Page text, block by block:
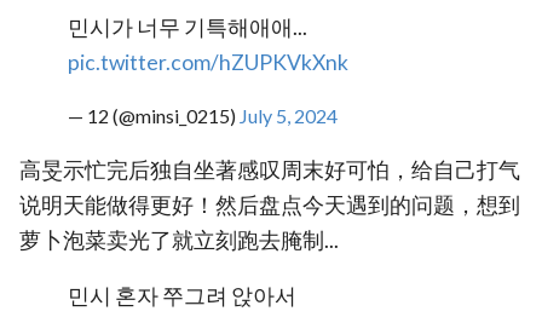
민시가 너무 기특해애애...
pic.twitter.com/hZUPKVkXnk
— 12 (@minsi_0215) July 5, 2024
高旻示忙完后独自坐著感叹周末好可怕，给自己打气
说明天能做得更好！然后盘点今天遇到的问题，想到
萝卜泡菜卖光了就立刻跑去腌制...
민시 혼자 쭈그려 앉아서